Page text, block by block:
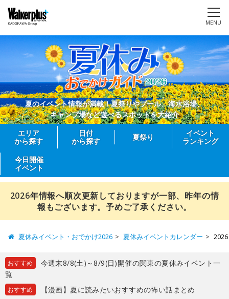
MENU
夏のイベント情報が満載！夏祭りやプール、海水浴場、
キャンプ場など遊べるスポットを大紹介
エリア
から探す
日付
から探す
夏祭り
イベント
ランキング
今日開催
イベント
2026年情報へ順次更新しておりますが一部、昨年の情
報もございます。予めご了承ください。
夏休みイベント・おでかけ2026 夏休みイベントカレンダー
おすすめ
今週末8/8(土)～8/9(日)開催の関東の夏休みイベント一
覧
おすすめ 【漫画】夏に読みたいおすすめの怖い話まとめ